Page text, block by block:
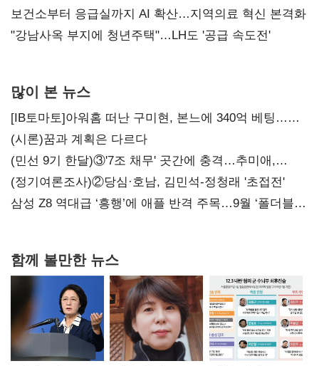
보건소부터 응급실까지 AI 확산…지역의료 혁신 본격화
"강남사옥 부지에 청년주택"…LH도 '공급 속도전'
많이 본 뉴스
[IB토마토]아워홈 떠난 구미현, 본느에 340억 베팅…
가족 지배체제 구축
(시론)꿈과 계획은 다르다
(민선 9기 한달)③'7조 채무' 곳간에 충격…추미애,
20년만에 '비상재정' 선언 승부수
(정기여론조사)②당심·호남, 김민석-정청래 '초접전'
삼성 Z8 역대급 ‘흥행’에 애플 반격 주목…9월 ‘폴더블
함께 볼만한 뉴스